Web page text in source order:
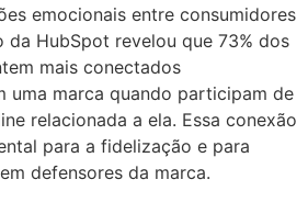
emocionais entre consumidores
da HubSpot revelou que 73% dos
mais conectados
uma marca quando participam de
relacionada a ela. Essa conexão
para a fidelização e para
defensores da marca.